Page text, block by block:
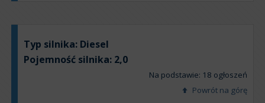
Typ silnika: Diesel
Pojemność silnika: 2,0
Na podstawie: 18 ogłoszeń
Powrót na górę